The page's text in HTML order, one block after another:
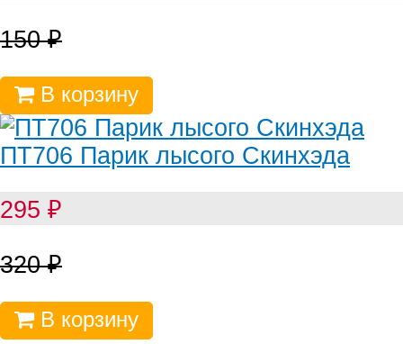
150₽
В корзину
ПТ706 Парик лысого Скинхэда
295 ₽
320₽
В корзину